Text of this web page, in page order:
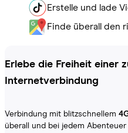
Erstelle und lade
Finde überall den
Erlebe die Freiheit einer
Internetverbindung
Verbindung mit blitzschnellem
überall und bei jedem